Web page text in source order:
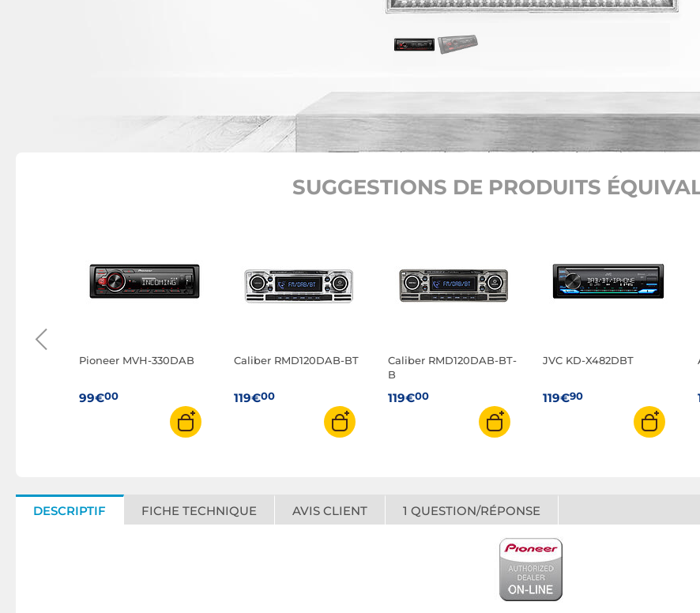
SUGGESTIONS DE PRODUITS
Pioneer MVH-330DAB
99€00
Caliber RMD120DAB-BT
119€00
Caliber RMD120DAB-BT-
B
119€00
JVC KD-X482DBT
119€90
DESCRIPTIF FICHE TECHNIQUE AVIS CLIENT 1 QUESTION/RÉPONSE